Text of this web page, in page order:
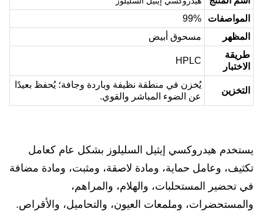
المواصفات
99%
المظهر
مسحوق أبيض
طريقة
الاختبار
HPLC
التخزين
يُخزن في منطقة نظيفة وباردة وجافة؛ يُحفظ بعيدًا
عن الضوء المباشر والقوي.
يستخدم هيدروكسي إيثيل السليلوز بشكل عام كعامل
تكثيف، وعامل حماية، ومادة لاصقة، ومثبت، ومادة مضافة
في تحضير المستحلبات، والهلام، والمراهم،
والمستحضرات، وملمعات العيون، والتحاميل، والأقراص.